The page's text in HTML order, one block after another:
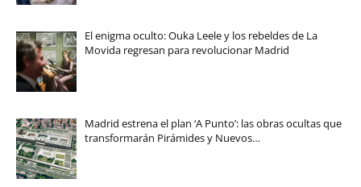
El enigma oculto: Ouka Leele y los rebeldes de La
Movida regresan para revolucionar Madrid
Madrid estrena el plan ‘A Punto’: las obras ocultas que
transformarán Pirámides y Nuevos…